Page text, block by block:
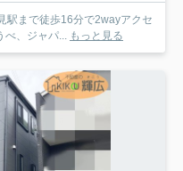
駅まで徒歩16分で2wayアクセ
、ジャパ...
もっと見る